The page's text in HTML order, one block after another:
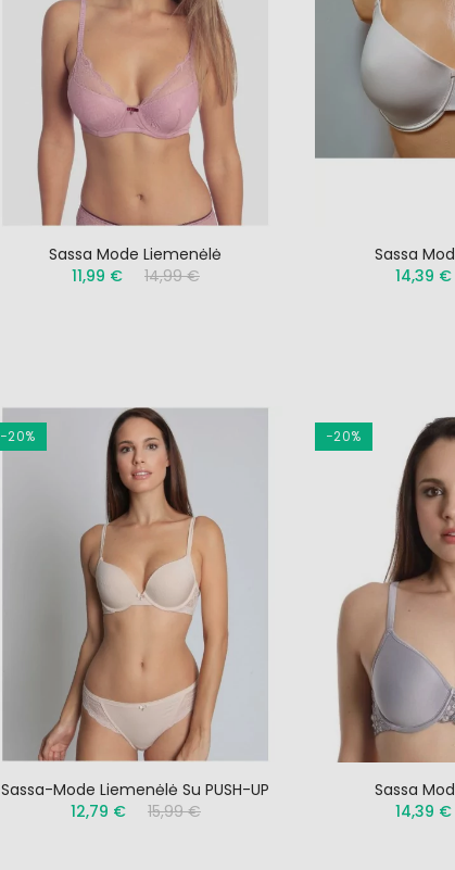
Sassa Mode Liemenėlė
11,99 €
14,99 €
Sassa
14,39 €
−20%
Sassa-Mode Liemenėlė Su PUSH-UP
12,79 €
15,99 €
−20%
Sassa
14,39 €